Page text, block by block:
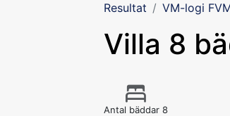
Resultat VM-logi
Villa 8
Antal bäddar 8